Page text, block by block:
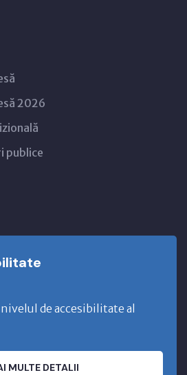
2026
publice
de accesibilitate al
MULTE DETALII